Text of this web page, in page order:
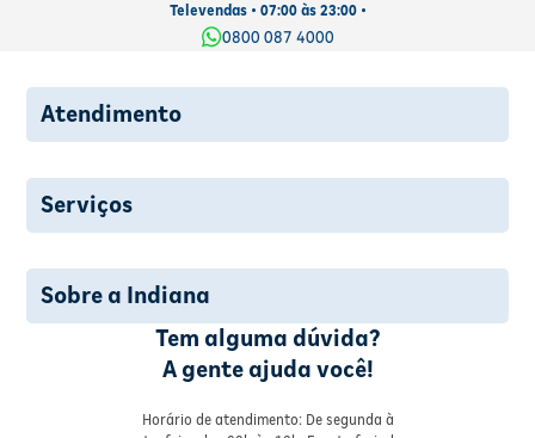
Televendas • 07:00 às 23:00 •
0800 087 4000
Atendimento
Serviços
Sobre a Indiana
Tem alguma dúvida?
A gente ajuda você!
Horário de atendimento: De segunda à